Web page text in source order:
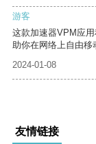
游客
这款加速器VPM应
助你在网络上自由移
2024-01-08
友情链接